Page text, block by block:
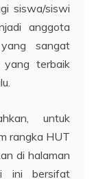
siswa/siswi
anggota
sangat
yang terbaik
untuk
rangka HUT
di halaman
ini bersifat